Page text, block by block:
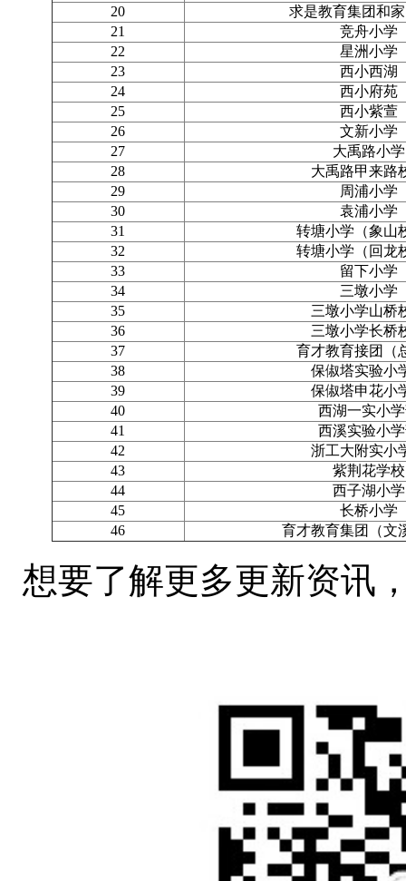
20
求是教育集团和
21
竞舟小学
22
星洲小学
23
西小西湖
24
西小府苑
25
西小紫萱
26
文新小学
27
大禹路小学
28
大禹路甲来路
29
周浦小学
30
袁浦小学
31
转塘小学（象山
32
转塘小学（回龙
33
留下小学
34
三墩小学
35
三墩小学山桥
36
三墩小学长桥
37
育才教育接团（
38
保俶塔实验小
39
保俶塔申花小
40
西湖一实小
41
西溪实验小
42
浙工大附实小
43
紫荆花学校
44
西子湖小学
45
长桥小学
46
育才教育集团（文
想要了解更多更新资讯